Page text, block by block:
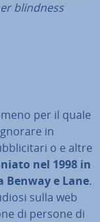
blindness
per il quale
in
o e altre
nel 1998 in
e Lane.
sulla web
di persone di